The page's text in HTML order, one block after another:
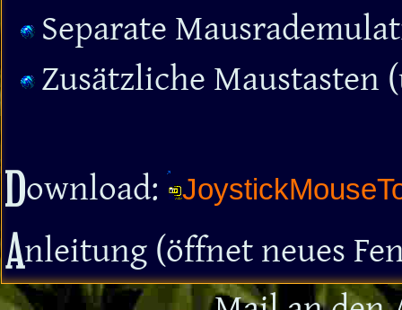
Separate
Zusätzliche Maustasten
Download:
Anleitung (öffnet neues